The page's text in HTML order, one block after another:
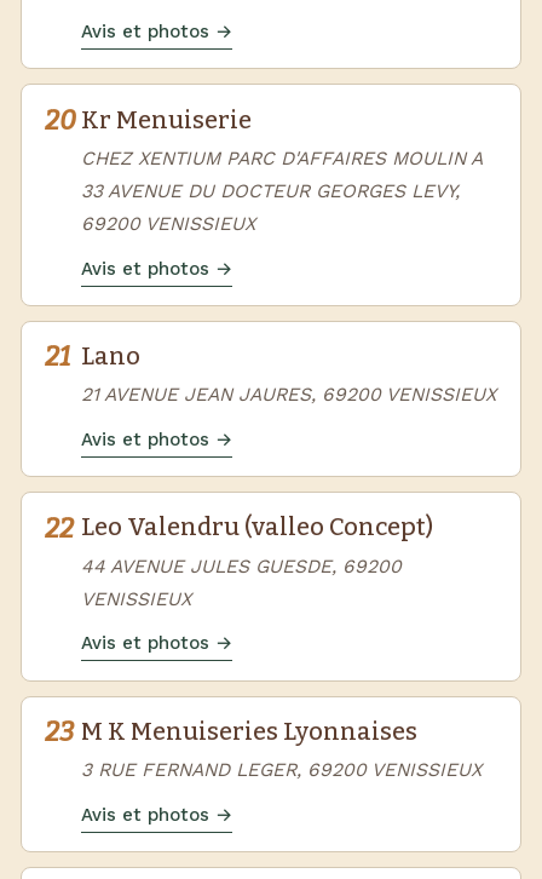
Avis et photos →
20 Kr Menuiserie
CHEZ XENTIUM PARC D'AFFAIRES MOULIN A
33 AVENUE DU DOCTEUR GEORGES LEVY,
69200 VENISSIEUX
Avis et photos →
21 Lano
21 AVENUE JEAN JAURES, 69200 VENISSIEUX
Avis et photos →
22 Leo Valendru (valleo Concept)
44 AVENUE JULES GUESDE, 69200
VENISSIEUX
Avis et photos →
23 M K Menuiseries Lyonnaises
3 RUE FERNAND LEGER, 69200 VENISSIEUX
Avis et photos →